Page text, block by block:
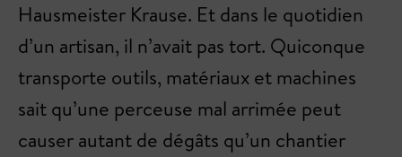
Hausmeister Krause. Et dans le quotidien
d’un artisan, il n’avait pas tort. Quiconque
transporte outils, matériaux et machines
sait qu’une perceuse mal arrimée peut
causer autant de dégâts qu’un chantier